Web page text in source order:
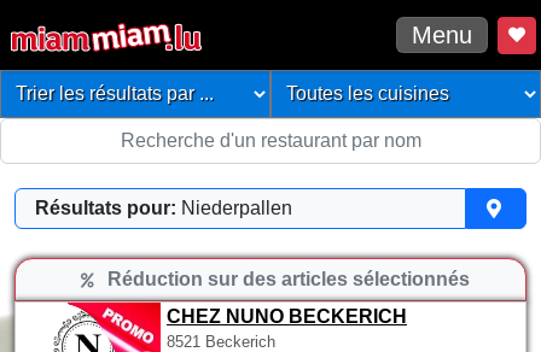
Menu
Résultats pour: Niederpallen
Réduction sur des articles sélectionnés
CHEZ NUNO BECKERICH
8521 Beckerich